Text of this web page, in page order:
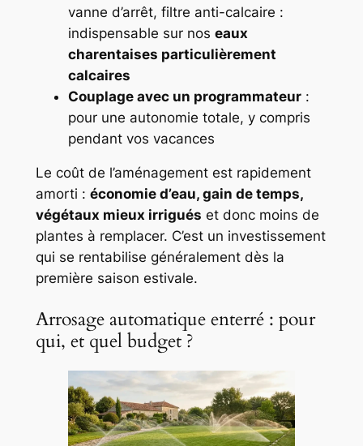
vanne d’arrêt, filtre anti-calcaire :
indispensable sur nos eaux
charentaises particulièrement
calcaires
Couplage avec un programmateur:
pour une autonomie totale, y compris
pendant vos vacances
Le coût de l’aménagement est rapidement
amorti : économie d’eau, gain de temps,
végétaux mieux irrigués et donc moins de
plantes à remplacer. C’est un investissement
qui se rentabilise généralement dès la
première saison estivale.
Arrosage automatique enterré : pour
qui, et quel budget ?